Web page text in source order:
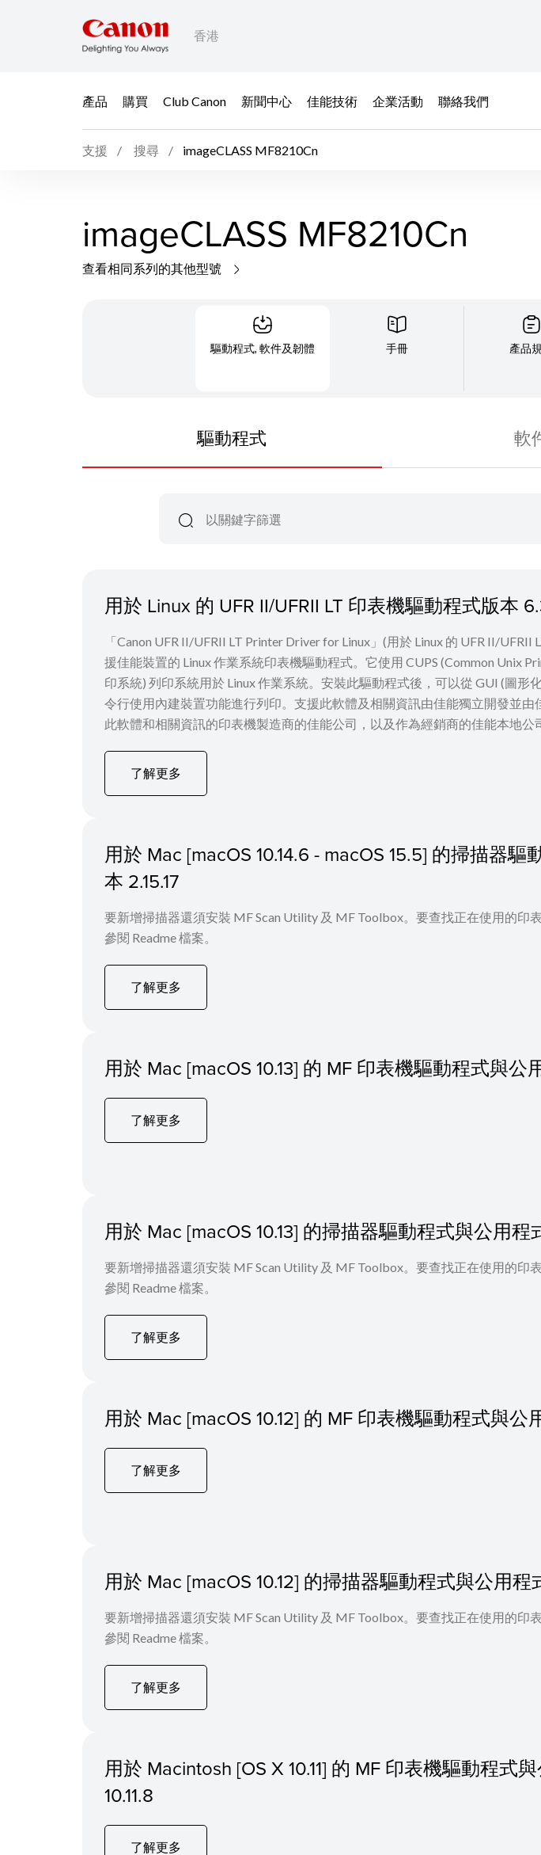
香港
產品 購買 Club Canon 新聞中心 佳能技術 企業活動 聯絡我們
支援 搜尋 imageCLASS MF8210Cn
imageCLASS MF8210Cn
查看相同系列的其他型號
驅動程式, 軟件及韌體 手冊 產品
驅動程式 軟
用於 Linux 的 UFR II/UFRII LT 印表機驅動程式版本
「Canon UFR II/UFRII LT Printer Driver for Linux」(用於 Linux 的 UFR II/
援佳能裝置的 Linux 作業系統印表機驅動程式。它使用 CUPS (Common Unix
印系統) 列印系統用於 Linux 作業系統。安裝此驅動程式後，可以從 GUI (圖形
令行使用內建裝置功能進行列印。支援此軟體及相關資訊由佳能獨立開發並由
此軟體和相關資訊的印表機製造商的佳能公司，以及作為經銷商的佳能本地公
了解更多
用於 Mac [macOS 10.14.6 - macOS 15.5] 的掃描器
本 2.15.17
要新增掃描器還須安裝 MF Scan Utility 及 MF Toolbox。要查找正在使用的印
參閱 Readme 檔案。
了解更多
用於 Mac [macOS 10.13] 的 MF 印表機驅動程式與公用
了解更多
用於 Mac [macOS 10.13] 的掃描器驅動程式與公用程
要新增掃描器還須安裝 MF Scan Utility 及 MF Toolbox。要查找正在使用的印
參閱 Readme 檔案。
了解更多
用於 Mac [macOS 10.12] 的 MF 印表機驅動程式與公
了解更多
用於 Mac [macOS 10.12] 的掃描器驅動程式與公用程
要新增掃描器還須安裝 MF Scan Utility 及 MF Toolbox。要查找正在使用的印
參閱 Readme 檔案。
了解更多
用於 Macintosh [OS X 10.11] 的 MF 印表機驅動程式
10.11.8
了解更多